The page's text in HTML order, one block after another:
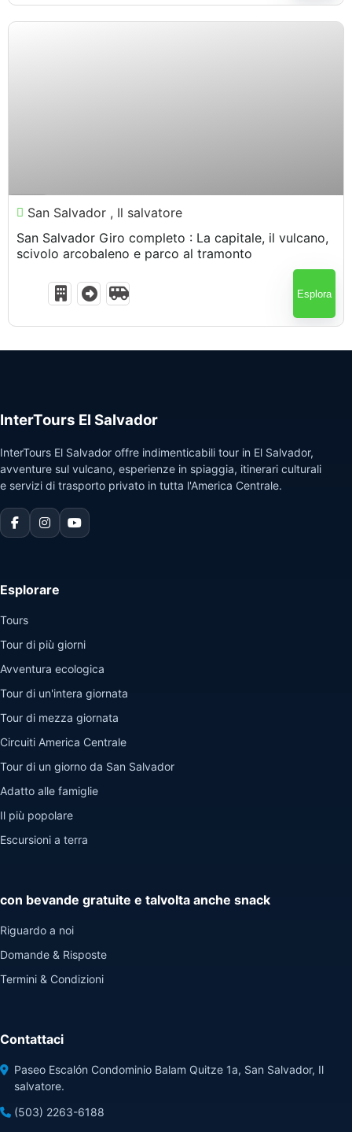
San Salvador , Il salvatore
San Salvador Giro completo : La capitale, il vulcano,
scivolo arcobaleno e parco al tramonto
Esplora
InterTours El Salvador
InterTours El Salvador offre indimenticabili tour in El Salvador,
avventure sul vulcano, esperienze in spiaggia, itinerari culturali
e servizi di trasporto privato in tutta l'America Centrale.
Esplorare
Tours
Tour di più giorni
Avventura ecologica
Tour di un'intera giornata
Tour di mezza giornata
Circuiti America Centrale
Tour di un giorno da San Salvador
Adatto alle famiglie
Il più popolare
Escursioni a terra
con bevande gratuite e talvolta anche snack
Riguardo a noi
Domande & Risposte
Termini & Condizioni
Contattaci
Paseo Escalón Condominio Balam Quitze 1a, San Salvador, Il
salvatore.
(503) 2263-6188